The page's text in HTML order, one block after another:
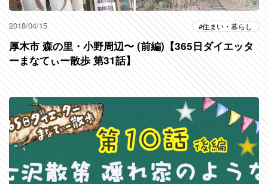
2018/04/15 住まい・暮らし
厚木市 森の里・小野周辺〜 (前編)【365日ダイエッタ
ーまなてぃー散歩 第31話】